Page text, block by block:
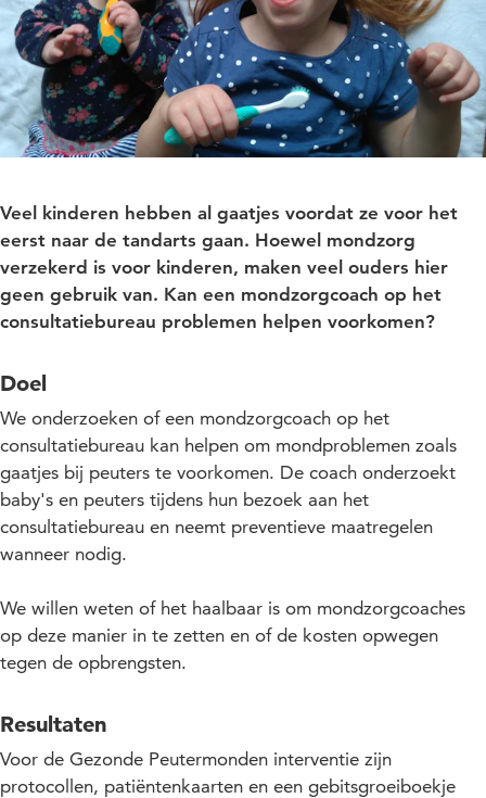
Veel kinderen hebben al gaatjes voordat ze voor het
eerst naar de tandarts gaan. Hoewel mondzorg
verzekerd is voor kinderen, maken veel ouders hier
geen gebruik van. Kan een mondzorgcoach op het
consultatiebureau problemen helpen voorkomen?
Doel
We onderzoeken of een mondzorgcoach op het
consultatiebureau kan helpen om mondproblemen zoals
gaatjes bij peuters te voorkomen. De coach onderzoekt
baby's en peuters tijdens hun bezoek aan het
consultatiebureau en neemt preventieve maatregelen
wanneer nodig.
We willen weten of het haalbaar is om mondzorgcoaches
op deze manier in te zetten en of de kosten opwegen
tegen de opbrengsten.
Resultaten
Voor de Gezonde Peutermonden interventie zijn
protocollen, patiëntenkaarten en een gebitsgroeiboekje